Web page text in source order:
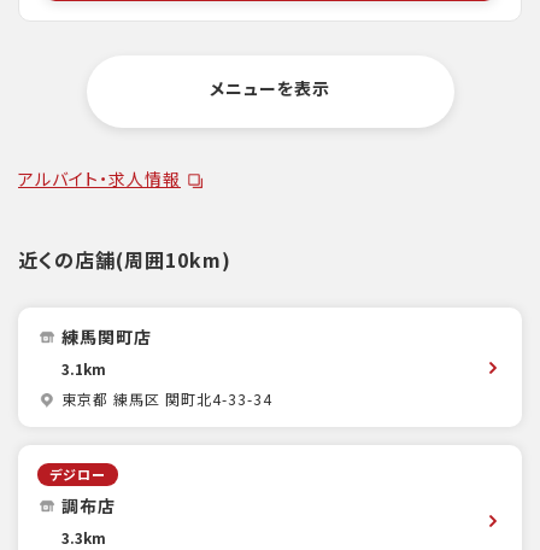
メニューを表示
アルバイト・求人情報
近くの店舗(周囲10km)
練馬関町店
3.1km
東京都 練馬区 関町北4-33-34
デジロー
調布店
3.3km